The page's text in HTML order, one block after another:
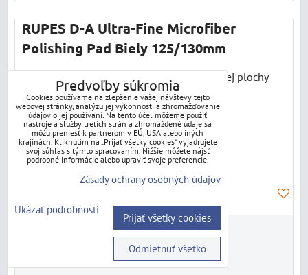
RUPES D-A Ultra-Fine Microfiber
Polishing Pad Biely 125/130mm
• Priemer unášača: 125 mm• Priemer leštiacej plochy
kotúča: 130 mm
Predvoľby súkromia
Cookies používame na zlepšenie vašej návštevy tejto
webovej stránky, analýzu jej výkonnosti a zhromažďovanie
údajov o jej používaní. Na tento účel môžeme použiť
nástroje a služby tretích strán a zhromaždené údaje sa
môžu preniesť k partnerom v EÚ, USA alebo iných
krajinách. Kliknutím na „Prijať všetky cookies“ vyjadrujete
svoj súhlas s týmto spracovaním. Nižšie môžete nájsť
podrobné informácie alebo upraviť svoje preferencie.
Zásady ochrany osobných údajov
Ukázať podrobnosti
Prijať všetky cookies
Odmietnuť všetko